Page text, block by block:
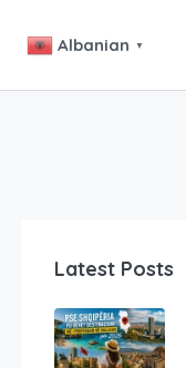
Albanian ▼
Latest Posts